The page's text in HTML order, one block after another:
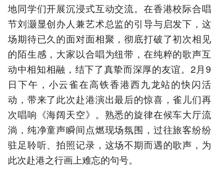
地同学们开展沉浸式互动交流。在香港校际合唱
节刘灏显创办人兼艺术总监的引导与启发下，这
场期待已久的面对面相聚，彻底打破了初次相见
的陌生感，大家以合唱为纽带，在纯粹的歌声互
动中相知相融，结下了真挚而深厚的友谊。2月9
日下午，小云雀在高铁香港西九龙站的快闪活
动，带来了此次赴港演出最后的惊喜，雀儿们再
次唱响《海阔天空》。熟悉的旋律在候车大厅流
淌，纯净童声瞬间点燃现场氛围，过往旅客纷纷
驻足聆听、拍照记录，这场不期而遇的歌声，为
此次赴港之行画上难忘的句号。